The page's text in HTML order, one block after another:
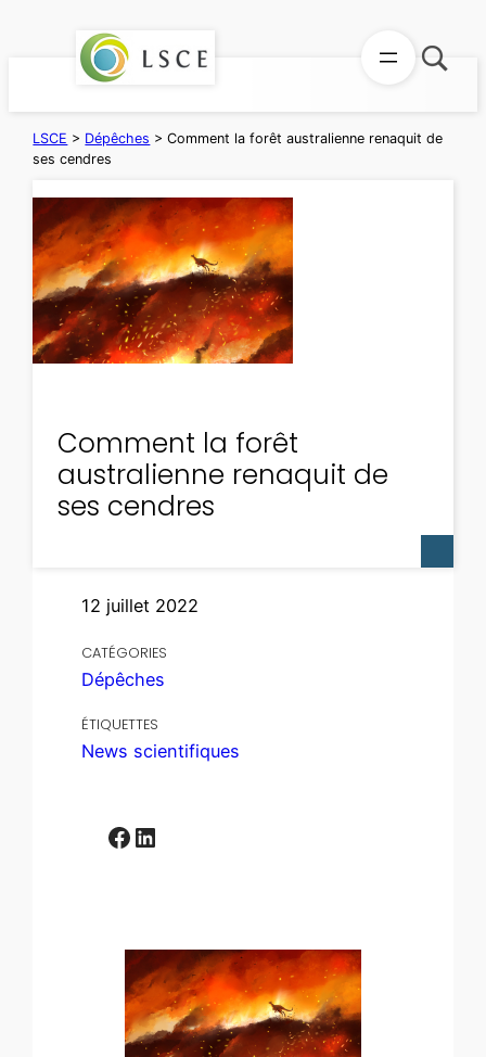
LSCE > Dépêches >Comment la forêt australienne renaquit de
ses cendres
Comment la forêt
australienne renaquit de
ses cendres
12 juillet 2022
CATÉGORIES
Dépêches
ÉTIQUETTES
News scientifiques
Facebook LinkedIn